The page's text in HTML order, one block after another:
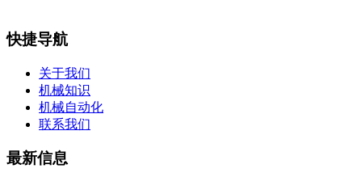
快捷导航
关于我们
机械知识
机械自动化
联系我们
最新信息